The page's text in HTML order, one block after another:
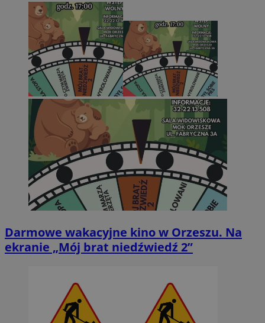
Darmowe wakacyjne kino w Orzeszu. Na
ekranie „Mój brat niedźwiedź 2”